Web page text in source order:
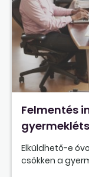
Felmentés
Elküldhető-e
csökken a